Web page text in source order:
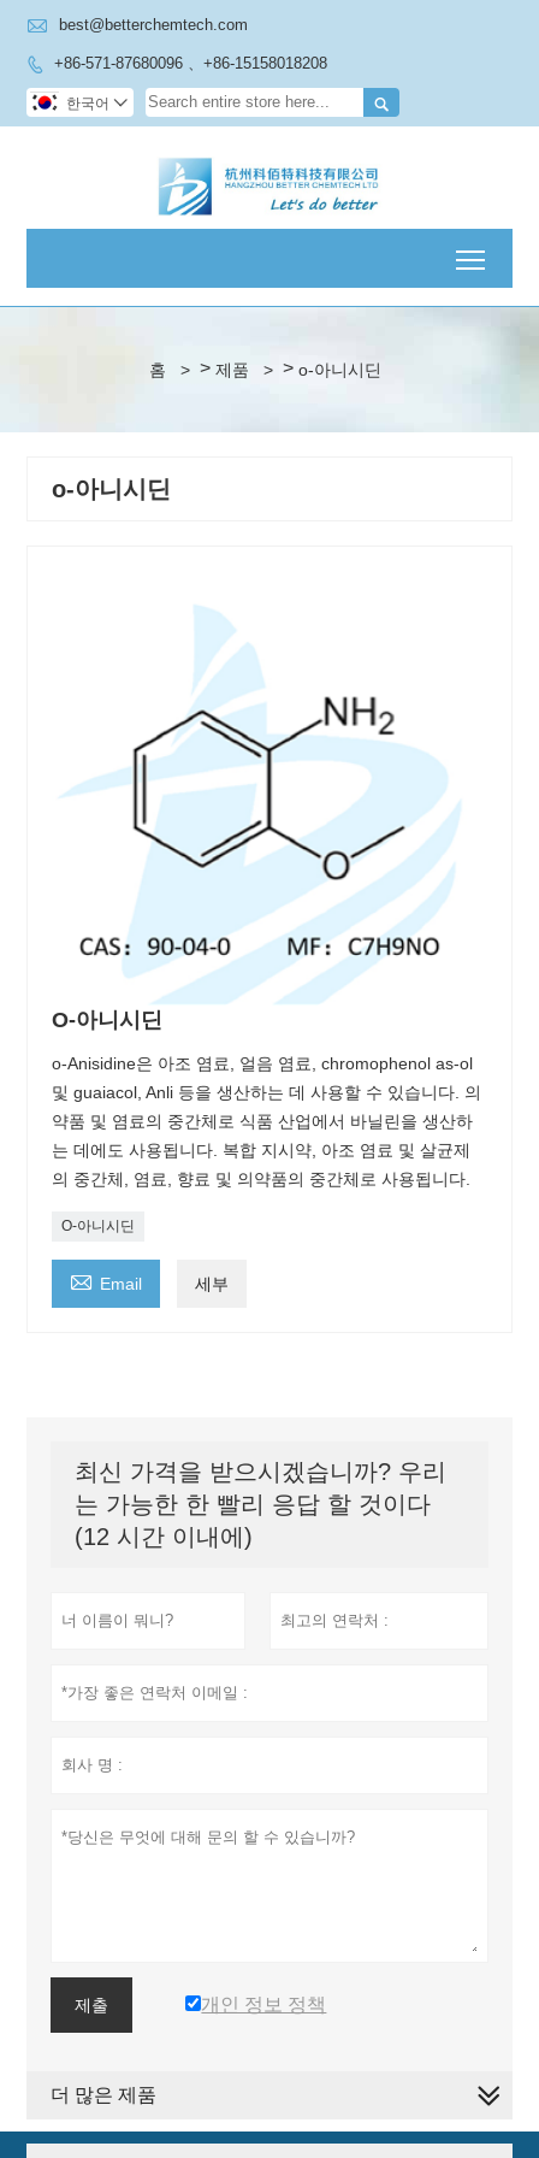
 best@betterchemtech.com
 +86-571-87680096 、+86-15158018208

한국어 
홈 > > 제품 > > o-아니시딘
o-아니시딘
O-아니시딘
o-Anisidine은 아조 염료, 얼음 염료, chromophenol as-ol
및 guaiacol, Anli 등을 생산하는 데 사용할 수 있습니다. 의
약품 및 염료의 중간체로 식품 산업에서 바닐린을 생산하
는 데에도 사용됩니다. 복합 지시약, 아조 염료 및 살균제
의 중간체, 염료, 향료 및 의약품의 중간체로 사용됩니다.
O-아니시딘
 Email 세부
최신 가격을 받으시겠습니까? 우리
는 가능한 한 빨리 응답 할 것이다
(12 시간 이내에)
제출 개인 정보 정책
더 많은 제품